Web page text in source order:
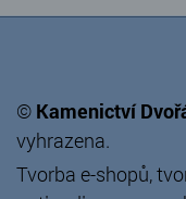
© Kamenictví
vyhrazena.
Tvorba e-shopů,